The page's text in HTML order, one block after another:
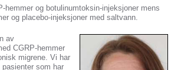
hemmer og botulinumtoksin-injeksjoner mens
og placebo-injeksjoner med saltvann.
av
CGRP-hemmer
migrene. Vi har
som har